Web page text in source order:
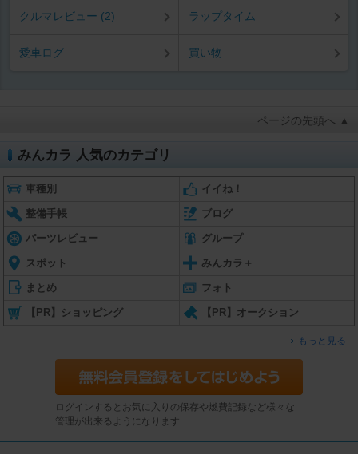
クルマレビュー (2) ラップタイム
愛車ログ 買い物
ページの先頭へ ▲
みんカラ 人気のカテゴリ
車種別 イイね！
整備手帳 ブログ
パーツレビュー グループ
スポット みんカラ＋
まとめ フォト
【PR】ショッピング 【PR】オークション
もっと見る
ログインするとお気に入りの保存や燃費記録など様々な
管理が出来るようになります